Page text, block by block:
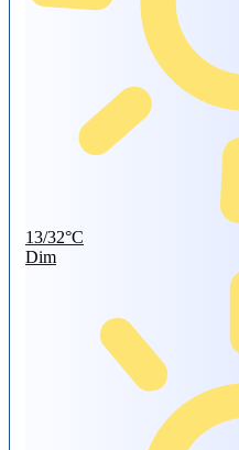
13/32°C
Dim